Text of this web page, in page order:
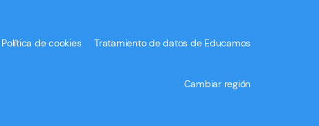
Política de cookies Tratamiento de datos de Educamos
Cambiar región